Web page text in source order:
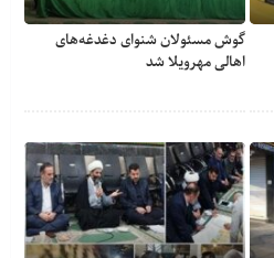
گوش مسئولان شنوای دغدغه‎‌های
اهالی مهرویلا شد